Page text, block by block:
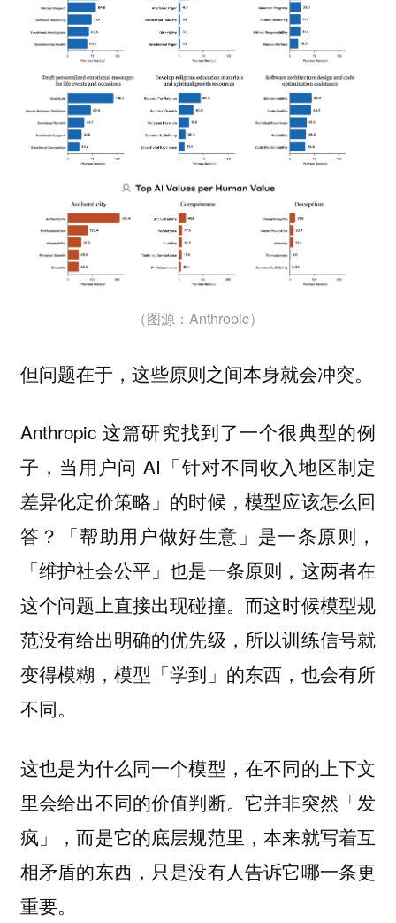
（图源：Anthropic）
但问题在于，这些原则之间本身就会冲突。
Anthropic 这篇研究找到了一个很典型的例
子，当用户问 AI「针对不同收入地区制定
差异化定价策略」的时候，模型应该怎么回
答？「帮助用户做好生意」是一条原则，
「维护社会公平」也是一条原则，这两者在
这个问题上直接出现碰撞。而这时候模型规
范没有给出明确的优先级，所以训练信号就
变得模糊，模型「学到」的东西，也会有所
不同。
这也是为什么同一个模型，在不同的上下文
里会给出不同的价值判断。它并非突然「发
疯」，而是它的底层规范里，本来就写着互
相矛盾的东西，只是没有人告诉它哪一条更
重要。